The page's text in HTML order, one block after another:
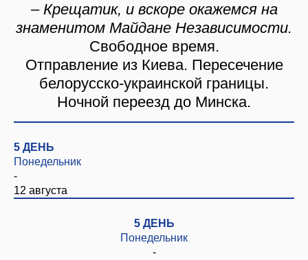
– Крещатик, и вскоре окажемся на
знаменитом Майдане Независимости.
Свободное время.
Отправление из Киева. Пересечение
белорусско-украинской границы.
Ночной переезд до Минска.
5 ДЕНЬ
Понедельник
-
12 августа
5 ДЕНЬ
Понедельник
-